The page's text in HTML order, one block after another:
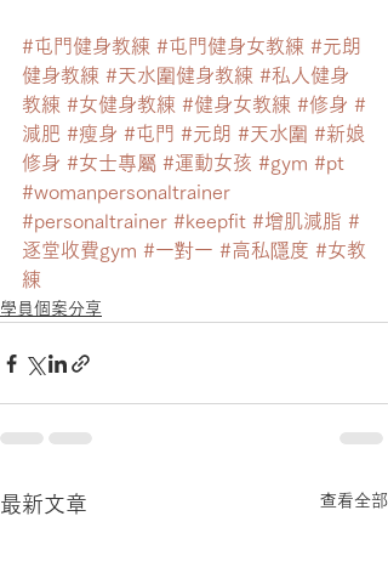
#屯門健身教練 #屯門健身女教練 #元朗
健身教練 #天水圍健身教練 #私人健身
教練 #女健身教練 #健身女教練 #修身 #
減肥 #瘦身 #屯門 #元朗 #天水圍 #新娘
修身 #女士專屬 #運動女孩 #gym #pt
#womanpersonaltrainer
#personaltrainer #keepfit #增肌減脂 #
逐堂收費gym #一對一 #高私隱度 #女教
練
學員個案分享
最新文章 查看全部